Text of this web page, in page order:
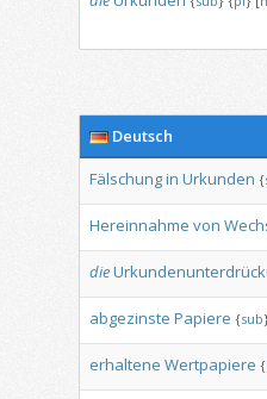
Deutsch
Fälschungin Urkunden {
Hereinnahme von
die
abgezinste Papiere {sub
erhaltene Wertpapiere {